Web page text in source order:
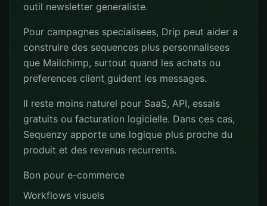
outil newsletter generaliste.
Pour campagnes specialisees, Drip peut aider a
construire des sequences plus personnalisees
que Mailchimp, surtout quand les achats ou
preferences client guident les messages.
Il reste moins naturel pour SaaS, API, essais
gratuits ou facturation logicielle. Dans ces cas,
Sequenzy apporte une logique plus proche du
produit et des revenus recurrents.
Bon pour e-commerce
Workflows visuels